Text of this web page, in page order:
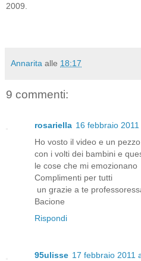
2009.
Annarita alle 18:17
9 commenti:
rosariella 16 febbraio
Ho vosto il video e un
con i volti dei bambini e
le cose che mi emozionano
Complimenti per tutti
un grazie a te
Bacione
Rispondi
95ulisse 17 febbraio 2011